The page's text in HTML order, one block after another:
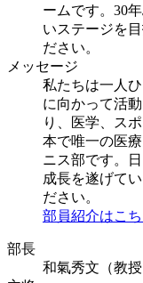
ームです。30
いステージを
ださい。
メッセージ
私たちは一人
に向かって活
り、医学、ス
本で唯一の医
ニス部です。
成長を遂げて
ださい。
部員紹介はこ
部長
和氣秀文（教授